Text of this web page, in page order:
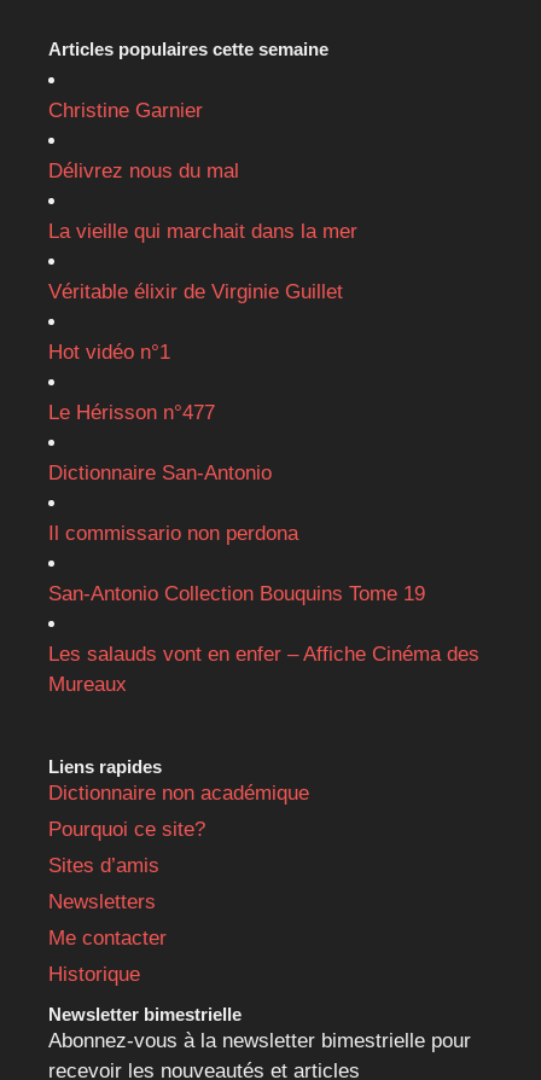
Articles populaires cette semaine
Christine Garnier
Délivrez nous du mal
La vieille qui marchait dans la mer
Véritable élixir de Virginie Guillet
Hot vidéo n°1
Le Hérisson n°477
Dictionnaire San-Antonio
Il commissario non perdona
San-Antonio Collection Bouquins Tome 19
Les salauds vont en enfer – Affiche Cinéma des
Mureaux
Liens rapides
Dictionnaire non académique
Pourquoi ce site?
Sites d’amis
Newsletters
Me contacter
Historique
Newsletter bimestrielle
Abonnez-vous à la newsletter bimestrielle pour
recevoir les nouveautés et articles